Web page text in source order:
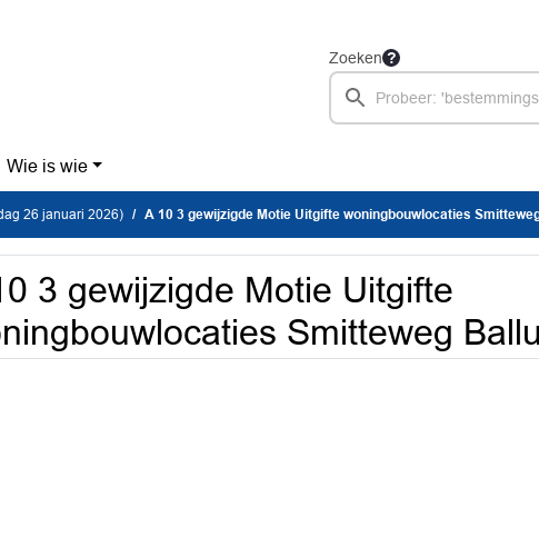
Zoeken
Wie is wie
26 januari 2026) A 10 3 gewijzigde Motie Uitgifte woningbouwlocaties Smitteweg Ballum 26 januari
3 gewijzigde Motie Uitgifte
Smitteweg